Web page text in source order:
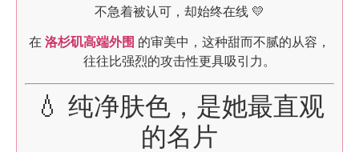
不急着被认可，却始终在线 💛
在 洛杉矶高端外围 的审美中，这种甜而不腻的从容，
往往比强烈的攻击性更具吸引力。
💧 纯净肤色，是她最直观
的名片